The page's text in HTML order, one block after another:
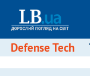
Defense Tech